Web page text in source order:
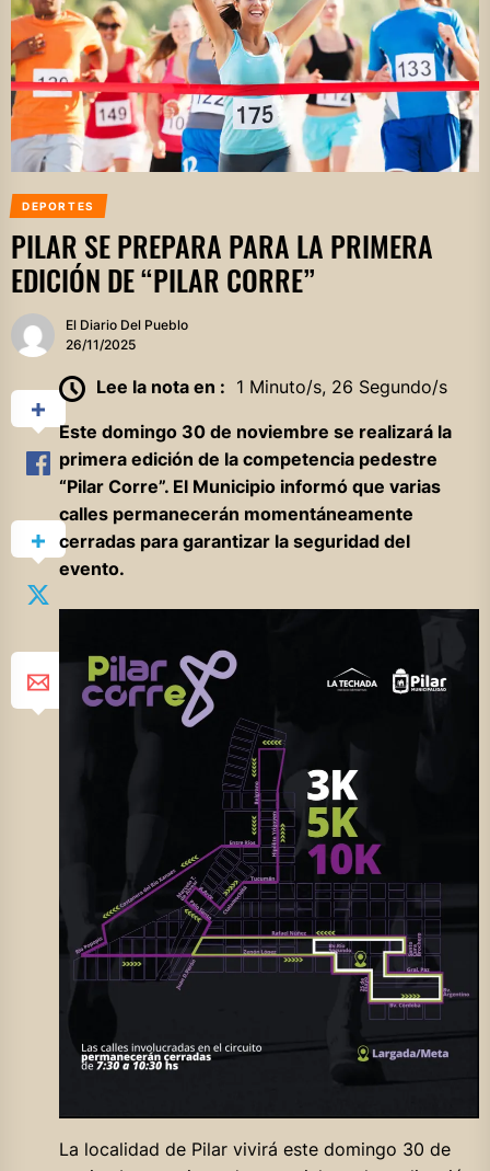
DEPORTES
PILAR SE PREPARA PARA LA PRIMERA
EDICIÓN DE “PILAR CORRE”
El Diario Del Pueblo
26/11/2025
Lee la nota en : 1 Minuto/s, 26 Segundo/s
Este domingo 30 de noviembre se realizará la
primera edición de la competencia pedestre
“Pilar Corre”. El Municipio informó que varias
calles permanecerán momentáneamente
cerradas para garantizar la seguridad del
evento.
La localidad de Pilar vivirá este domingo 30 de